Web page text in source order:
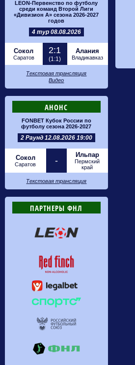
LEON-Первенство по футболу
среди команд Второй Лиги
«Дивизион А» сезона 2026-2027
годов
4 тур 08.08.2026
Сокол
Саратов
2:1
(1:1)
Алания
Владикавказ
Текстовая трансляция
Видео
АНОНС
FONBET Кубок России по
футболу сезона 2026-2027
2 Раунд 12.08.2026 19:00
Сокол
Саратов -
Ильпар
Пермский
край
Текстовая трансляция
ПАРТНЕРЫ ФНЛ